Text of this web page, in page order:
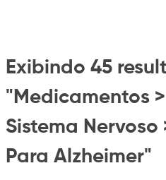
Exibindo 45
"Medicamentos
Sistema Nervoso
Para Alzheimer"